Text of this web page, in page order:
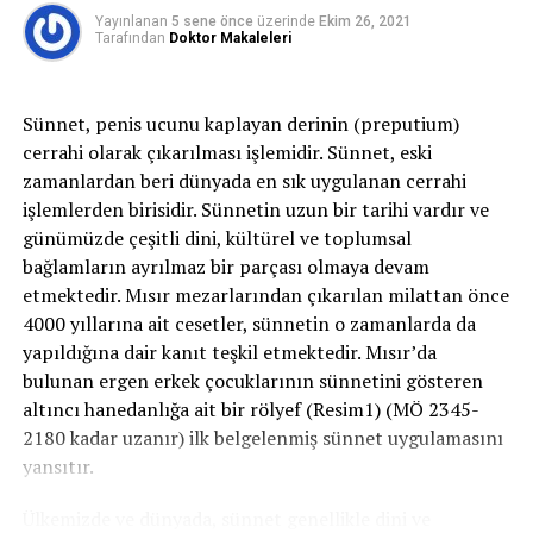
böbrek kanseri ameliyatlarında en önemli husus geride
hiç tümörlü dokunun bırakılmamasıdır.
İLGILI KONULAR: IDRAR PROSTAT
SIRADAKI
Böbrek Kanserinde Korunma ve Sıkça Sorulan Sorular
KAÇIRMAYIN
Böbrek Kanseri
Yayınlanan 5 sene önce üzerinde Ekim 26, 2021
Tarafından Doktor Makaleleri
Sünnet, penis ucunu kaplayan derinin (preputium)
cerrahi olarak çıkarılması işlemidir. Sünnet, eski
zamanlardan beri dünyada en sık uygulanan cerrahi
işlemlerden birisidir. Sünnetin uzun bir tarihi vardır ve
günümüzde çeşitli dini, kültürel ve toplumsal
bağlamların ayrılmaz bir parçası olmaya devam
etmektedir. Mısır mezarlarından çıkarılan milattan önce
4000 yıllarına ait cesetler, sünnetin o zamanlarda da
yapıldığına dair kanıt teşkil etmektedir. Mısır’da
bulunan ergen erkek çocuklarının sünnetini gösteren
altıncı hanedanlığa ait bir rölyef (Resim1) (MÖ 2345-
2180 kadar uzanır) ilk belgelenmiş sünnet uygulamasını
yansıtır.